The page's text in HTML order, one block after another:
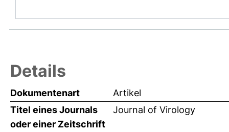
Details
Dokumentenart
Artikel
Titel eines Journals
oder einer Zeitschrift
Journal of Virology